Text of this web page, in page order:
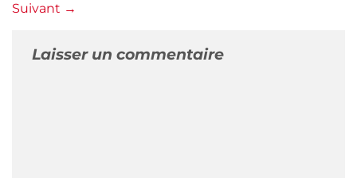
Suivant →
Laisser un commentaire